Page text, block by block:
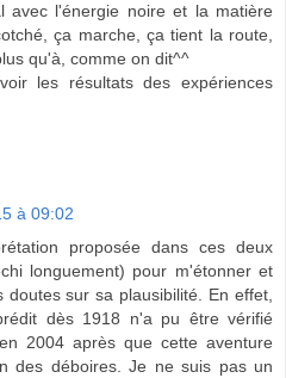
avec l'énergie noire et la matière
ça marche, ça tient la route,
qu'à, comme on dit^^
les résultats des expériences
à 09:02
proposée dans ces deux
longuement) pour m'étonner et
sur sa plausibilité. En effet,
dès 1918 n'a pu être vérifié
2004 après que cette aventure
des déboires. Je ne suis pas un